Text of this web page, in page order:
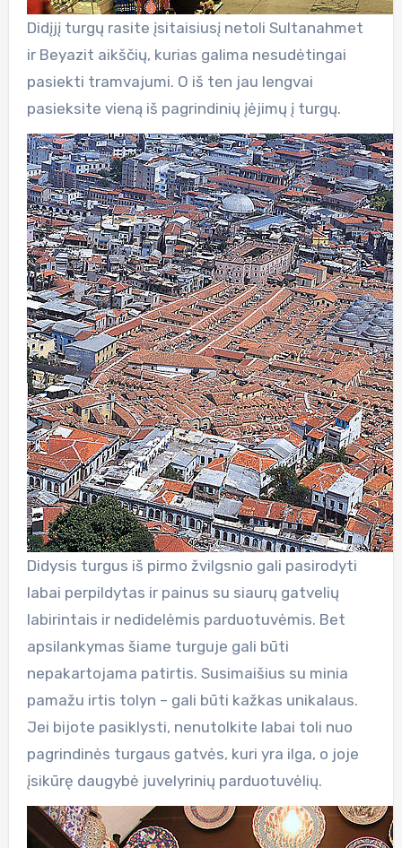
Didįjį turgų rasite įsitaisiusį netoli Sultanahmet
ir Beyazit aikščių, kurias galima nesudėtingai
pasiekti tramvajumi. O iš ten jau lengvai
pasieksite vieną iš pagrindinių įėjimų į turgų.
Didysis turgus iš pirmo žvilgsnio gali pasirodyti
labai perpildytas ir painus su siaurų gatvelių
labirintais ir nedidelėmis parduotuvėmis. Bet
apsilankymas šiame turguje gali būti
nepakartojama patirtis. Susimaišius su minia
pamažu irtis tolyn – gali būti kažkas unikalaus.
Jei bijote pasiklysti, nenutolkite labai toli nuo
pagrindinės turgaus gatvės, kuri yra ilga, o joje
įsikūrę daugybė juvelyrinių parduotuvėlių.